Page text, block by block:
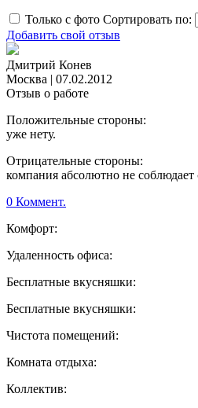
Только с фото Сортировать по:
Добавить свой отзыв
Дмитрий Конев
Москва | 07.02.2012
Отзыв о работе
Положительные стороны:
уже нету.
Отрицательные стороны:
компания абсолютно не
0 Коммент.
Комфорт:
Удаленность офиса:
Бесплатные вкусняшки:
Бесплатные вкусняшки:
Чистота помещений:
Комната отдыха:
Коллектив: